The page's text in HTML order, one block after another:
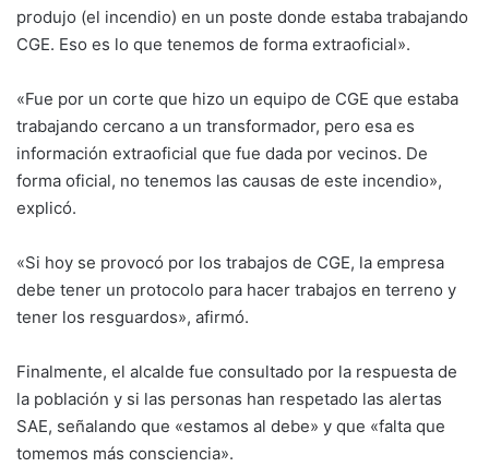
produjo (el incendio) en un poste donde estaba trabajando
CGE. Eso es lo que tenemos de forma extraoficial».
«Fue por un corte que hizo un equipo de CGE que estaba
trabajando cercano a un transformador, pero esa es
información extraoficial que fue dada por vecinos. De
forma oficial, no tenemos las causas de este incendio»,
explicó.
«Si hoy se provocó por los trabajos de CGE, la empresa
debe tener un protocolo para hacer trabajos en terreno y
tener los resguardos», afirmó.
Finalmente, el alcalde fue consultado por la respuesta de
la población y si las personas han respetado las alertas
SAE, señalando que «estamos al debe» y que «falta que
tomemos más consciencia».